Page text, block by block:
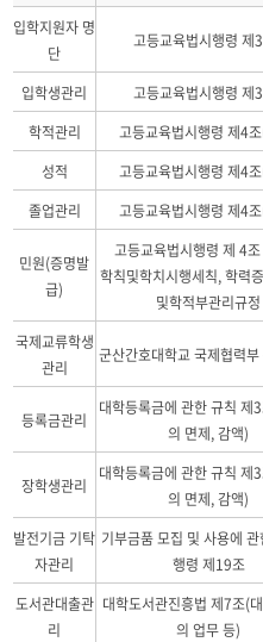
입학지원자 명
단
고등교육법시행령 제
입학생관리 고등교육법시행령 제
학적관리
고등교육법시행령 제4
성적
고등교육법시행령 제4
졸업관리
고등교육법시행령 제4
민원(증명발
급)
고등교육법시행령 제 4
학칙및학치시행세칙, 학력
및학적부관리규정
국제교류학생
관리
군산간호대학교 국제협력
등록금관리
대학등록금에 관한 규칙 제
의 면제, 감액)
장학생관리
대학등록금에 관한 규칙 제
의 면제, 감액)
발전기금 기탁
자관리
기부금품 모집 및 사용에
행령 제19조
도서관대출관
리
대학도서관진흥법 제7조(
의 업무 등)